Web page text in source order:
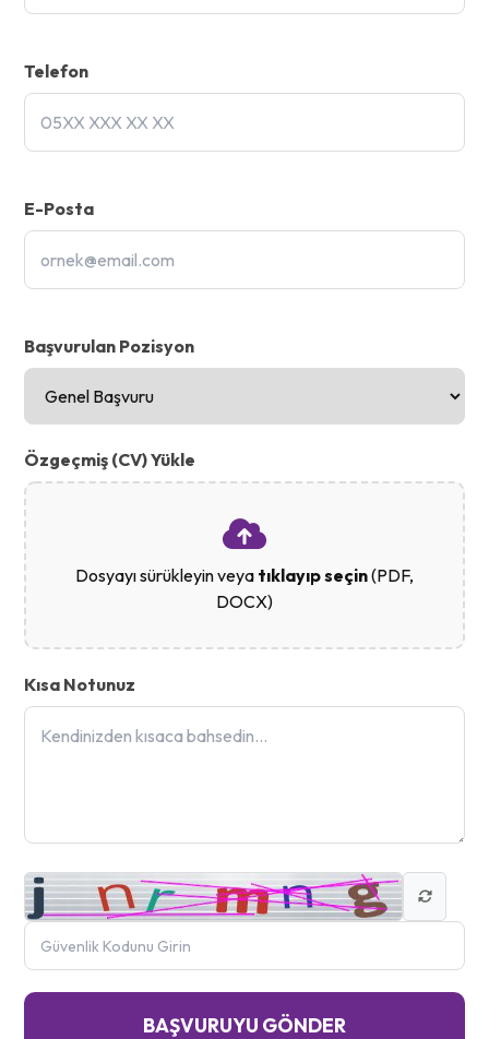
Telefon
E-Posta
Başvurulan Pozisyon
Özgeçmiş (CV) Yükle
Dosyayı sürükleyin veya tıklayıp seçin(PDF,
DOCX)
Kısa Notunuz
BAŞVURUYU GÖNDER